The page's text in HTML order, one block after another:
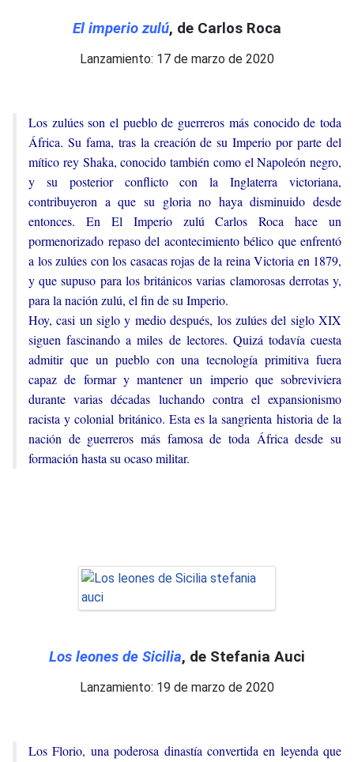
El imperio zulú, de Carlos Roca
Lanzamiento: 17 de marzo de 2020
Los zulúes son el pueblo de guerreros más conocido de toda
África. Su fama, tras la creación de su Imperio por parte del
mítico rey Shaka, conocido también como el Napoleón negro,
y su posterior conflicto con la Inglaterra victoriana,
contribuyeron a que su gloria no haya disminuido desde
entonces. En El Imperio zulú Carlos Roca hace un
pormenorizado repaso del acontecimiento bélico que enfrentó
a los zulúes con los casacas rojas de la reina Victoria en 1879,
y que supuso para los británicos varias clamorosas derrotas y,
para la nación zulú, el fin de su Imperio.
Hoy, casi un siglo y medio después, los zulúes del siglo XIX
siguen fascinando a miles de lectores. Quizá todavía cuesta
admitir que un pueblo con una tecnología primitiva fuera
capaz de formar y mantener un imperio que sobreviviera
durante varias décadas luchando contra el expansionismo
racista y colonial británico. Esta es la sangrienta historia de la
nación de guerreros más famosa de toda África desde su
formación hasta su ocaso militar.
Los leones de Sicilia, de Stefania Auci
Lanzamiento: 19 de marzo de 2020
Los Florio, una poderosa dinastía convertida en leyenda que